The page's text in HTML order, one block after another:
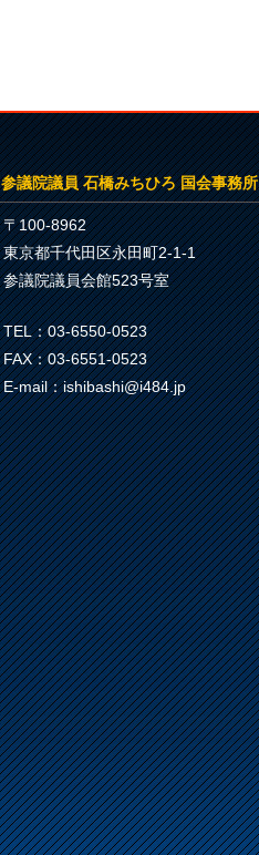
参議院議員 石橋みちひろ 国会事務所
〒100-8962
東京都千代田区永田町2-1-1
参議院議員会館523号室
TEL：03-6550-0523
FAX：03-6551-0523
E-mail：ishibashi@i484.jp